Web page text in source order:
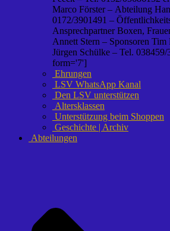
Marco Förster – Abteilung
0172/3901491 –
Ansprechpartner Boxen,
Annett Stern – Sponsoren Tim
Jürgen Schülke – Tel.
form='7']
Ehrungen
LSV WhatsApp Kanal
Den LSV unterstützen
Altersklassen
Unterstützung beim Shoppen
Geschichte | Archiv
Abteilungen